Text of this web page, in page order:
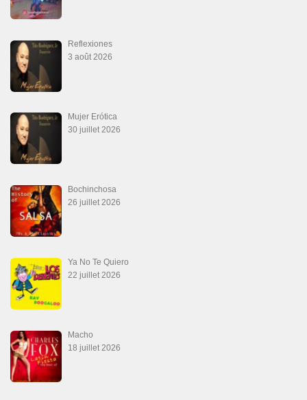
Reflexiones
3 août 2026
Mujer Erótica
30 juillet 2026
Bochinchosa
26 juillet 2026
Ya No Te Quiero
22 juillet 2026
Macho
18 juillet 2026